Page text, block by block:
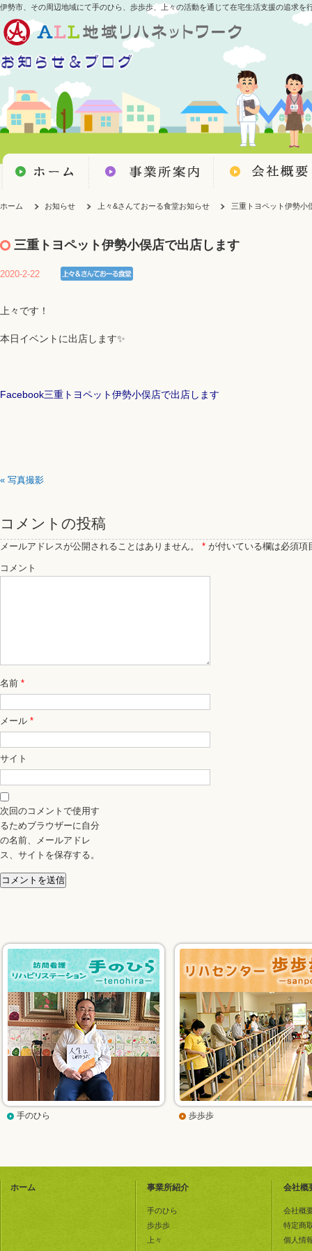
伊勢市、その周辺地域にて手のひら、歩歩歩、上々の活動を通じて在宅生活支援の追求を
ホーム お知らせ 上々&さんておーる食堂お知らせ 三重トヨペット伊勢小
三重トヨペット伊勢小俣店で出店します
2020-2-22
上々です！
本日イベントに出店します✨
Facebook三重トヨペット伊勢小俣店で出店します
« 写真撮影
コメントの投稿
メールアドレスが公開されることはありません。 * が付いている欄は必須項
コメント
名前 *
メール *
サイト
次回のコメントで使用す
るためブラウザーに自分
の名前、メールアドレ
ス、サイトを保存する。
手のひら 歩歩歩
ホーム 事業所紹介
手のひら
歩歩歩
上々
会社概
会社概
特定商
個人情